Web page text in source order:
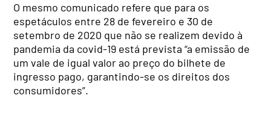
O mesmo comunicado refere que para os
espetáculos entre 28 de fevereiro e 30 de
setembro de 2020 que não se realizem devido à
pandemia da covid-19 está prevista “a emissão de
um vale de igual valor ao preço do bilhete de
ingresso pago, garantindo-se os direitos dos
consumidores”.